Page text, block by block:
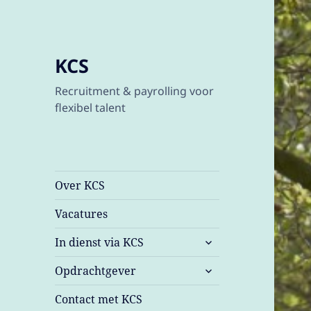
KCS
Recruitment & payrolling voor
flexibel talent
Over KCS
Vacatures
In dienst via KCS
submenu
Opdrachtgever
submenu
Contact met KCS